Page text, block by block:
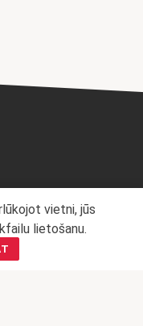
vietni, jūs
lietošanu.